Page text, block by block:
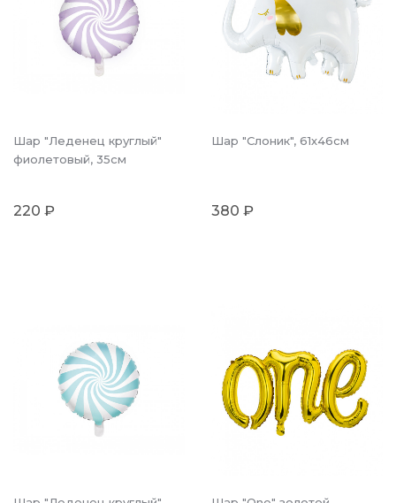
Шар "Леденец круглый"
фиолетовый, 35см
220 ₽
Шар "Слоник", 61х46см
380 ₽